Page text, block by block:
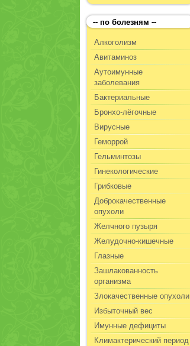
-- по болезням --
Алкоголизм
Авитаминоз
Аутоимунные
заболевания
Бактериальные
Бронхо-лёгочные
Вирусные
Геморрой
Гельминтозы
Гинекологические
Грибковые
Доброкачественные
опухоли
Желчного пузыря
Желудочно-кишечные
Глазные
Зашлакованность
организма
Злокачественные опухоли
Избыточный вес
Имунные дефициты
Климактерический период